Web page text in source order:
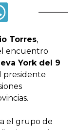
Torres,
encuentro
York del 9
presidente
el grupo de